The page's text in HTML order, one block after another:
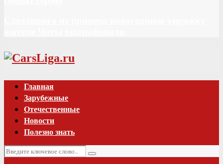
Vk
Главная
Зарубежные
Отечественные
Новости
Полезно знать
Искать:
Поиск